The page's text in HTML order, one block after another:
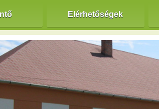
Elérhetőségek